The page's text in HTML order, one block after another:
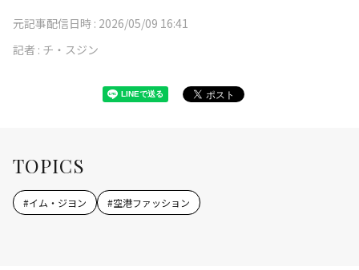
元記事配信日時 : 2026/05/09 16:41
記者 : チ・スジン
TOPICS
#イム・ジヨン #空港ファッション